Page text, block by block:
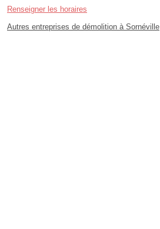
Renseigner les horaires
Autres entreprises de démolition à Sornéville